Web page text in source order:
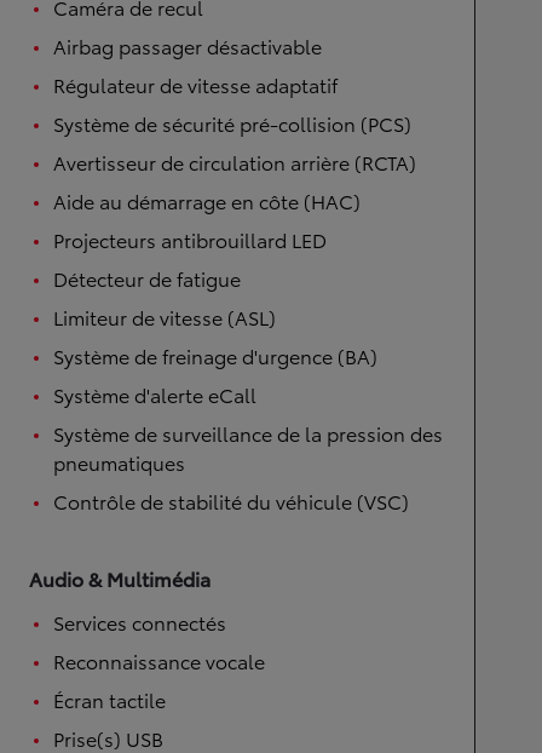
Caméra de recul
Airbag passager désactivable
Régulateur de vitesse adaptatif
Système de sécurité pré-collision (PCS)
Avertisseur de circulation arrière (RCTA)
Aide au démarrage en côte (HAC)
Projecteurs antibrouillard LED
Détecteur de fatigue
Limiteur de vitesse (ASL)
Système de freinage d'urgence (BA)
Système d'alerte eCall
Système de surveillance de la pression des
pneumatiques
Contrôle de stabilité du véhicule (VSC)
Audio & Multimédia
Services connectés
Reconnaissance vocale
Écran tactile
Prise(s) USB